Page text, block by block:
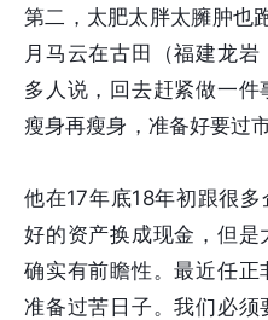
第二，太肥太胖太臃肿也
月马云在古田（福建龙
多人说，回去赶紧做一件
瘦身再瘦身，准备好要过
他在17年底18年初跟很
好的资产换成现金，但
确实有前瞻性。最近任
准备过苦日子。我们必须